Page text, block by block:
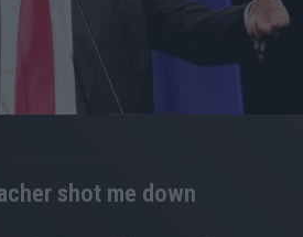
shot me down